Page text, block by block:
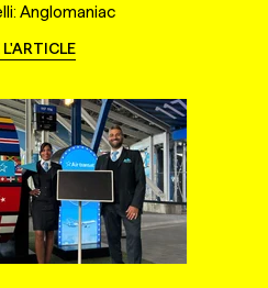
Anglomaniac
L'ARTICLE